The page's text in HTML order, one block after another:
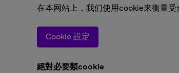
在本网站上，我们使用cookie来衡量受
Cookie 設定
絕對必要類cookie